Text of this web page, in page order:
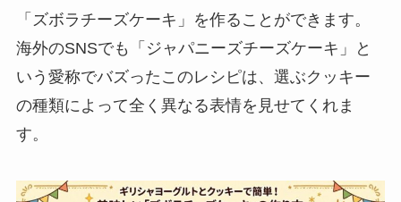
「ズボラチーズケーキ」を作ることができます。
海外のSNSでも「ジャパニーズチーズケーキ」と
いう愛称でバズったこのレシピは、選ぶクッキー
の種類によって全く異なる表情を見せてくれま
す。